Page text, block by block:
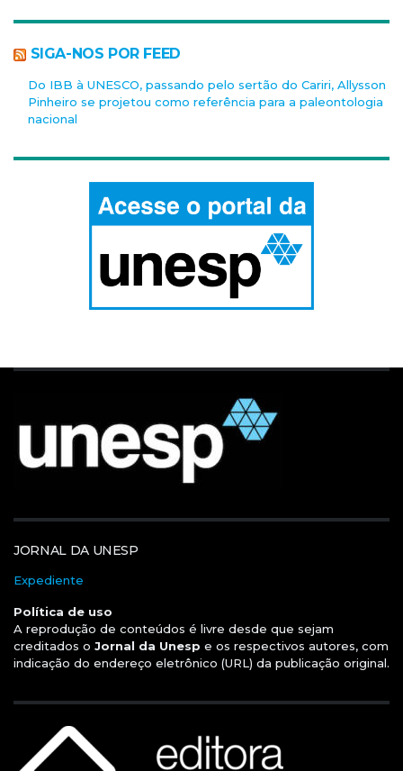
SIGA-NOS POR FEED
Do IBB à UNESCO, passando pelo sertão do Cariri, Allysson
Pinheiro se projetou como referência para a paleontologia
nacional
JORNAL DA UNESP
Expediente
Política de uso
A reprodução de conteúdos é livre desde que sejam
creditados o Jornal da Unesp e os respectivos autores, com
indicação do endereço eletrônico (URL) da publicação original.